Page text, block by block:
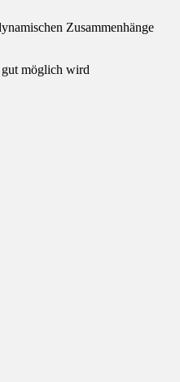
Zusammenhänge
gut möglich wird